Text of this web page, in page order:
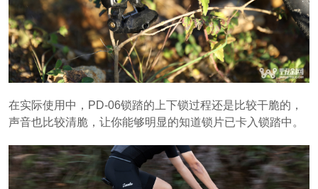
在实际使用中，PD-06锁踏的上下锁过程还是比较干脆的，
声音也比较清脆，让你能够明显的知道锁片已卡入锁踏中。